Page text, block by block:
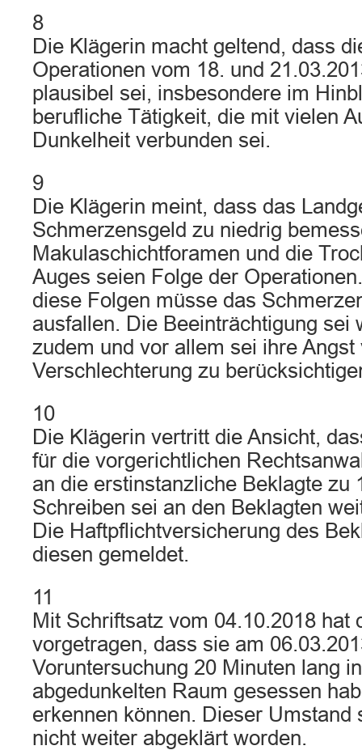
8
Die Klägerin macht geltend, dass
Operationen vom 18. und
plausibel sei, insbesondere im
berufliche Tätigkeit, die mit vielen
Dunkelheit verbunden sei.
9
Die Klägerin meint, dass das
Schmerzensgeld zu niedrig
Makulaschichtforamen und die
Auges seien Folge der
diese Folgen müsse das
ausfallen. Die Beeinträchtigung sei
zudem und vor allem sei ihre
Verschlechterung zu
10
Die Klägerin vertritt die Ansicht,
für die vorgerichtlichen
an die erstinstanzliche Beklagte zu
Schreiben sei an den Beklagten
Die Haftpflichtversicherung des
diesen gemeldet.
11
Mit Schriftsatz vom 04.10.2018 hat
vorgetragen, dass sie am
Voruntersuchung 20 Minuten lang
abgedunkelten Raum gesessen
erkennen können. Dieser Umstand
nicht weiter abgeklärt worden.